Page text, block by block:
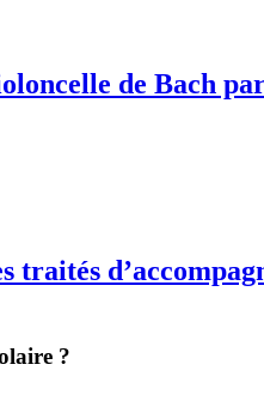
de Bach
traités
?